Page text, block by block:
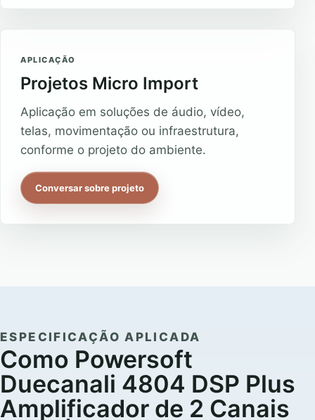
APLICAÇÃO
Projetos Micro Import
Aplicação em soluções de áudio, vídeo,
telas, movimentação ou infraestrutura,
conforme o projeto do ambiente.
Conversar sobre projeto
ESPECIFICAÇÃO APLICADA
Como Powersoft
Duecanali 4804 DSP Plus
Amplificador de 2 Canais